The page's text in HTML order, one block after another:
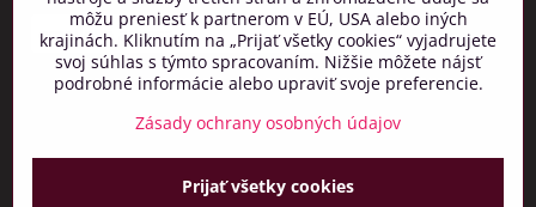
©2026Copyright
môžu preniesť k partnerom v EÚ, USA alebo iných
krajinách. Kliknutím na „Prijať všetky cookies“ vyjadrujete
svoj súhlas s týmto spracovaním. Nižšie môžete nájsť
podrobné informácie alebo upraviť svoje preferencie.
Zásady ochrany osobných údajov
Prijať všetky cookies